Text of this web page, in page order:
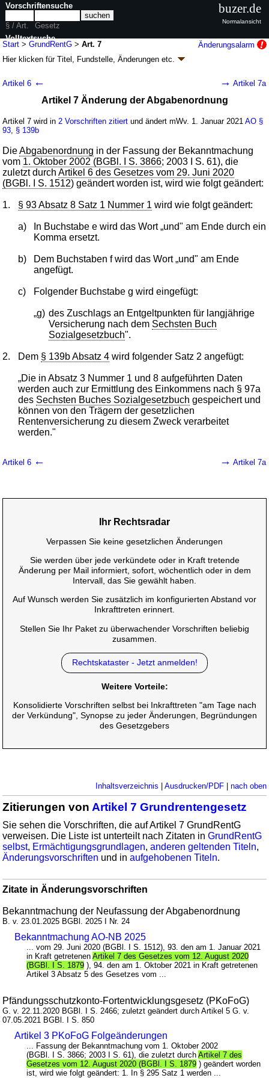
Start >GrundRentG >Art. 7
Änderungsalarm
Hier klicken fürTitel, Fundstelle, Änderungen etc.
(GrundRentG
G. v. 12.08.2020BGBl. I S. 1879(Nr. 38); Geltung ab 01.01.2021,
9 Änderungen | Drucksachen / Entwurf / Begründung
|
Artikel 6 ← → Artikel 7a
Artikel 7 Änderung der Abgabenordnung
Artikel 7 wird in 2 Vorschriften zitiert und ändert mWv. 1. Januar 2021AO §
93 § 139b
DieAbgabenordnung in der Fassung der Bekanntmachung
vom 1. Oktober 2002 (BGBl. I S. 3866; 2003 I S. 61), die
zuletzt durchArtikel 6 des Gesetzes vom 29. Juni 2020
(BGBl. I S. 1512) geändert worden ist, wird wie folgt geändert:
1. § 93 Absatz 8 Satz 1 Nummer 1 wird wie folgt geändert:
a)
In Buchstabe e wird das Wort „und" am Ende durch ein
Komma ersetzt.
b)
Dem Buchstaben f wird das Wort „und" am Ende
angefügt.
c) Folgender Buchstabe g wird eingefügt:
„g) des Zuschlags an Entgeltpunkten für langjährige
Versicherung nach dem Sechsten Buch
Sozialgesetzbuch".
2. Dem § 139b Absatz 4 wird folgender Satz 2 angefügt:
„Die in Absatz 3 Nummer 1 und 8 aufgeführten Daten
werden auch zur Ermittlung des Einkommens nach § 97a
des Sechsten Buches Sozialgesetzbuch gespeichert und
können von den Trägern der gesetzlichen
Rentenversicherung zu diesem Zweck verarbeitet
werden."
Artikel 6 ← → Artikel 7a
Ihr Rechtsradar
Verpassen Sie keine gesetzlichen Änderungen
Sie werden über jede verkündete oder in Kraft tretende
Änderung per Mail informiert, sofort, wöchentlich oder in dem
Intervall, das Sie gewählt haben.
Auf Wunsch werden Sie zusätzlich im konfigurierten Abstand vor
Inkrafttreten erinnert.
Stellen Sie Ihr Paket zu überwachender Vorschriften beliebig
zusammen.
Rechtskataster - Jetzt anmelden!
Weitere Vorteile:
Konsolidierte Vorschriften selbst bei Inkrafttreten "am Tage nach
der Verkündung", Synopse zu jeder Änderungen, Begründungen
des Gesetzgebers
Inhaltsverzeichnis Ausdrucken/PDF| nach oben
Zitierungen von Artikel 7 Grundrentengesetz
Sie sehen die Vorschriften, die auf Artikel 7 GrundRentG
verweisen. Die Liste ist unterteilt nach Zitaten inGrundRentG
selbst, Ermächtigungsgrundlagen,anderen geltenden Titeln,
Änderungsvorschriften und inaufgehobenen Titeln.
Zitate in Änderungsvorschriften
Bekanntmachung der Neufassung der Abgabenordnung
B. v. 23.01.2025 BGBl. 2025 I Nr. 24
Bekanntmachung AO-NB 2025
... vom 29. Juni 2020 (BGBl. I S. 1512), 93. den am 1. Januar 2021
in Kraft getretenenArtikel 7 des Gesetzes vom 12. August 2020
(BGBl. I S. 1879 ), 94. den am 1. Oktober 2021 in Kraft getretenen
Artikel 3 Absatz 5 des Gesetzes vom ...
Pfändungsschutzkonto-Fortentwicklungsgesetz (PKoFoG)
G. v. 22.11.2020 BGBl. I S. 2466; zuletzt geändert durch Artikel 5 G. v.
07.05.2021 BGBl. I S. 850
Artikel 3 PKoFoG Folgeänderungen
... Fassung der Bekanntmachung vom 1. Oktober 2002
(BGBl. I S. 3866; 2003 I S. 61), die zuletzt durchArtikel 7 des
Gesetzes vom 12. August 2020 (BGBl. I S. 1879 ) geändert worden
ist, wird wie folgt geändert: 1. In § 295 Satz 1 werden ...
Vorschriftensuche
§ / Art.
Gesetz
Volltextsuche
nur in GrundRentG
buzer.de
Normalansicht